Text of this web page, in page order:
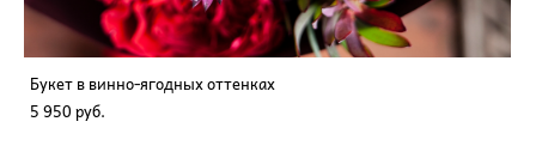
Букет в винно-ягодных оттенках
5 950 pуб.